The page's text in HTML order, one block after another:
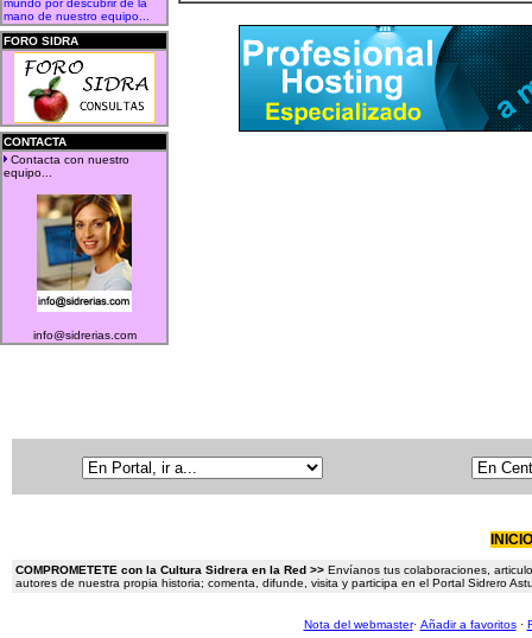
mundo por descubrir de la
mano de nuestro equipo...
FORO SIDRA
CONTACTA
Contacta con nuestro
equipo...
info@sidrerias.com
INICIO
COMPROMETETE con la Cultura Sidrera en la Red >> Envíanos tus colaboraciones,
autores de nuestra propia historia; comenta, difunde, visita y participa en el Portal Sidrero
Nota del webmaster· Añadir a favoritos·